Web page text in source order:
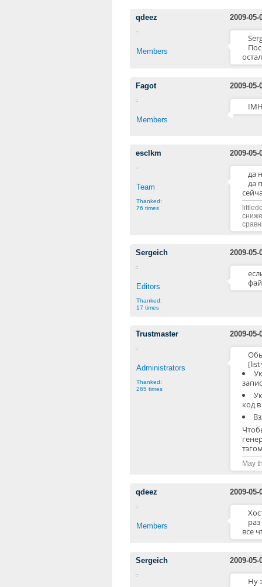
qdeez 2009-05-
Members
Fagot 2009-05-
Members
esclkm 2009-05-
Team
Thanked:
76 times
да
да
Sergeich 2009-05-
Editors
Thanked:
17 times
Trustmaster 2009-05-
Administrators
Thanked:
265 times
код
May
qdeez 2009-05-
Members
все
Sergeich 2009-05-
Ну